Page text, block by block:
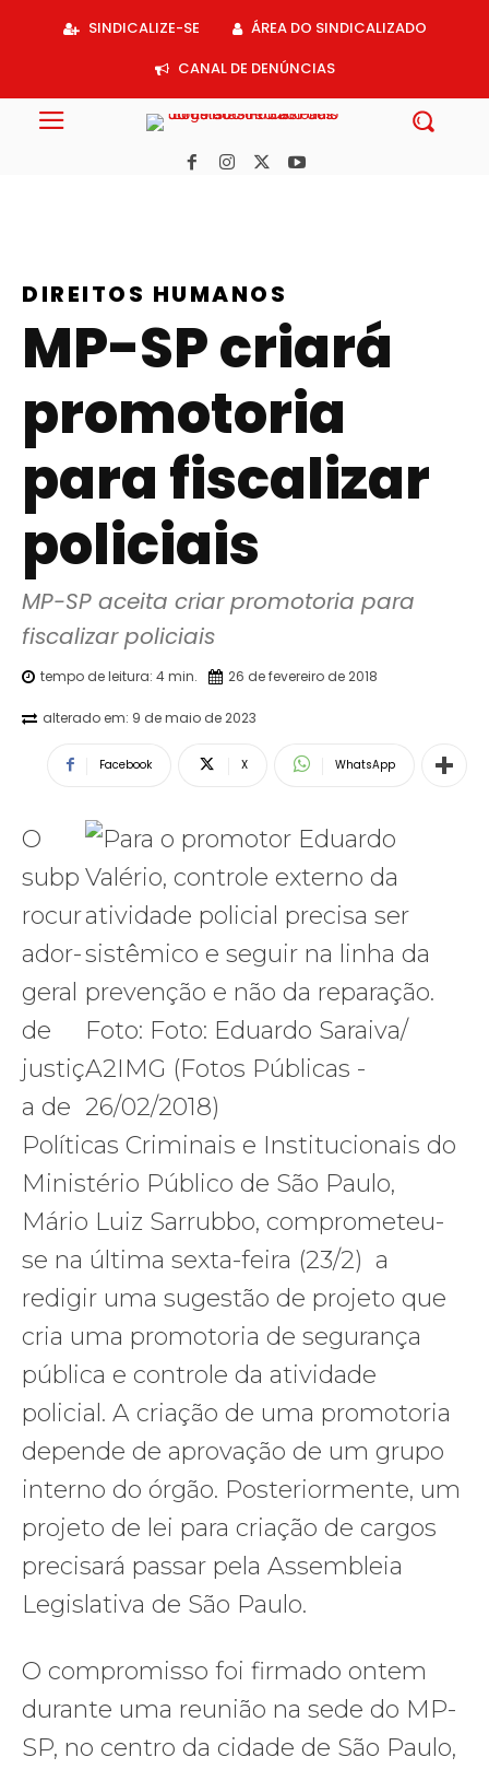
SINDICALIZE-SE
ÁREA DO SINDICALIZADO
CANAL DE DENÚNCIAS
DIREITOS HUMANOS
MP-SP criará
promotoria
para fiscalizar
policiais
MP-SP aceita criar promotoria para
fiscalizar policiais
tempo de leitura: 4min. 26 de fevereiro de 2018
alterado em: 9 de maio de 2023
Facebook X WhatsApp
O
subp
rocur
ador-
geral
de
justiç
a de
Políticas Criminais e Institucionais do
Ministério Público de São Paulo,
Mário Luiz Sarrubbo, comprometeu-
se na última sexta-feira (23/2) a
redigir uma sugestão de projeto que
cria uma promotoria de segurança
pública e controle da atividade
policial. A criação de uma promotoria
depende de aprovação de um grupo
interno do órgão. Posteriormente, um
projeto de lei para criação de cargos
precisará passar pela Assembleia
Legislativa de São Paulo.
O compromisso foi firmado ontem
durante uma reunião na sede do MP-
SP, no centro da cidade de São Paulo,